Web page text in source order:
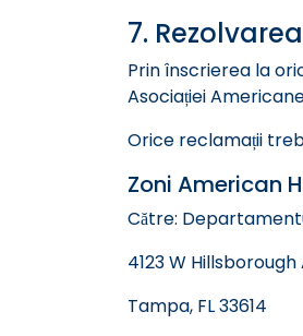
7.
Prin înscrierea la
Asociației
Orice reclamații
Zoni American
Către:
4123 W Hillsborough
Tampa, FL 33614